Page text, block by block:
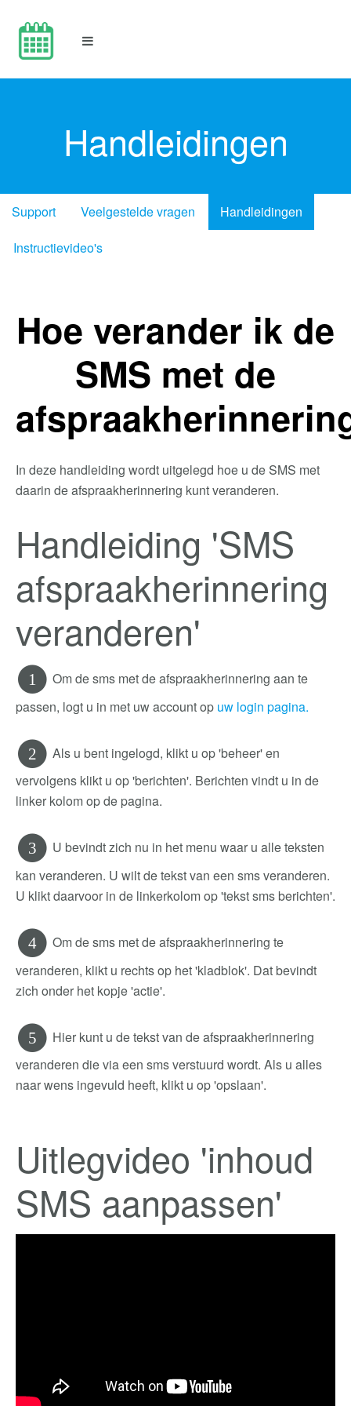
Handleidingen
Support Veelgestelde vragen
Handleidingen
Instructievideo's
Hoe verander ik de
SMS met de
In deze handleiding wordt uitgelegd hoe u de SMS met
daarin de afspraakherinnering kunt veranderen.
Handleiding 'SMS
afspraakherinnering
veranderen'
1
Om de sms met de afspraakherinnering aan te
passen, logt u in met uw account op uw login pagina.
2
Als u bent ingelogd, klikt u op 'beheer' en
vervolgens klikt u op 'berichten'. Berichten vindt u in de
linker kolom op de pagina.
3
U bevindt zich nu in het menu waar u alle teksten
kan veranderen. U wilt de tekst van een sms veranderen.
U klikt daarvoor in de linkerkolom op 'tekst sms berichten'.
4
Om de sms met de afspraakherinnering te
veranderen, klikt u rechts op het 'kladblok'. Dat bevindt
zich onder het kopje 'actie'.
5
Hier kunt u de tekst van de afspraakherinnering
veranderen die via een sms verstuurd wordt. Als u alles
naar wens ingevuld heeft, klikt u op 'opslaan'.
Uitlegvideo 'inhoud
SMS aanpassen'